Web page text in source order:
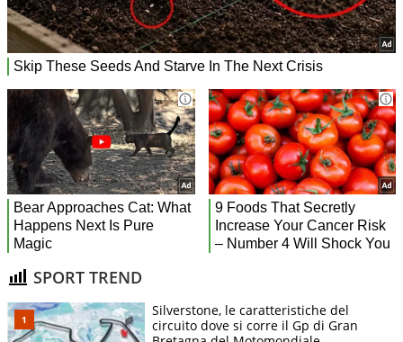
SPORT TREND
Silverstone, le caratteristiche del
circuito dove si corre il Gp di Gran